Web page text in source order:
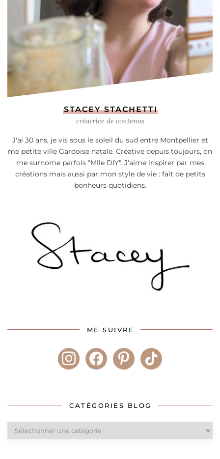
STACEY STACHETTI
créatrice de contenus
J'ai 30 ans, je vis sous le soleil du sud entre Montpellier et
me petite ville Gardoise natale. Créative depuis toujours, on
me surnome parfois "Mlle DIY". J'aime inspirer par mes
créations mais aussi par mon style de vie : fait de petits
bonheurs quotidiens.
ME SUIVRE
instagramfacebookpinteresttiktok
CATÉGORIES BLOG
blog